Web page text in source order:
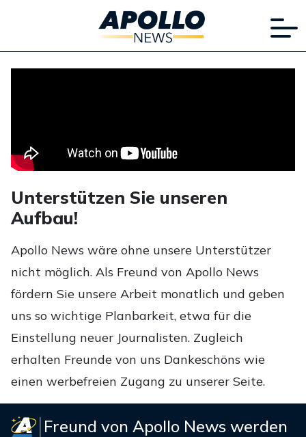
Unterstützen Sie unseren
Aufbau!
Apollo News wäre ohne unsere Unterstützer
nicht möglich. Als Freund von Apollo News
fördern Sie unsere Arbeit monatlich und geben
uns so wichtige Planbarkeit, etwa für die
Einstellung neuer Journalisten. Zugleich
erhalten Freunde von uns Dankeschöns wie
einen werbefreien Zugang zu unserer Seite.
Freund von Apollo News werden